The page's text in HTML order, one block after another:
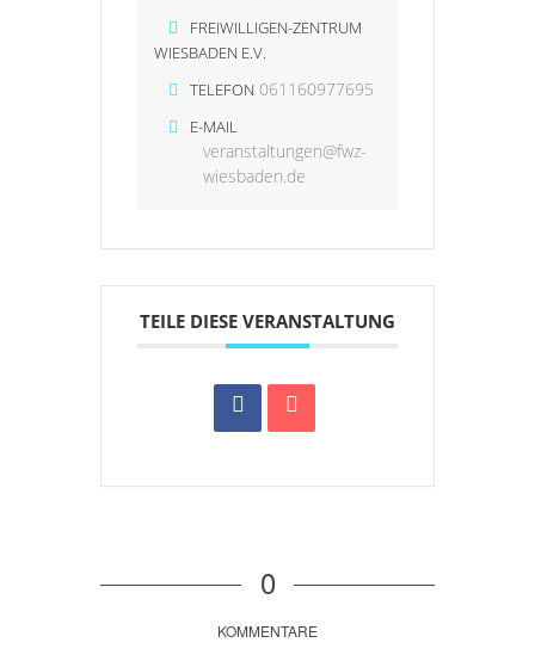
FREIWILLIGEN-ZENTRUM
WIESBADEN E.V.
TELEFON 061160977695
E-MAIL
veranstaltungen@fwz-
wiesbaden.de
TEILE DIESE VERANSTALTUNG
0
KOMMENTARE